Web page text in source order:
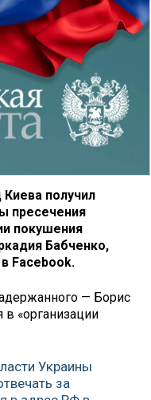
получил
пресечения
покушения
Бабченко,
Facebook.
— Борис
в «организации
Украины
за